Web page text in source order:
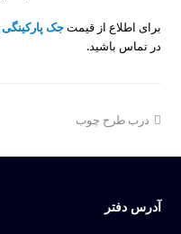
برای اطلاع از قیمتجک پارکینگی
در تماس باشید.
previous
درب طرح چوب
آدرس دفتر